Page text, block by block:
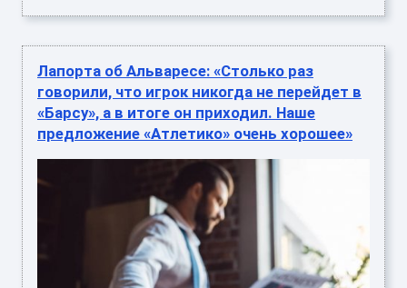
Лапорта об Альваресе: «Столько раз
говорили, что игрок никогда не перейдет в
«Барсу», а в итоге он приходил. Наше
предложение «Атлетико» очень хорошее»